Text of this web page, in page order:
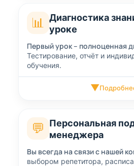
📊
Диагностика
уроке
Первый урок – полноценная
Тестирование, отчёт и
обучения.
▼
💬
Персональная
менеджера
Вы всегда на связи с нашей
выбором репетитора,